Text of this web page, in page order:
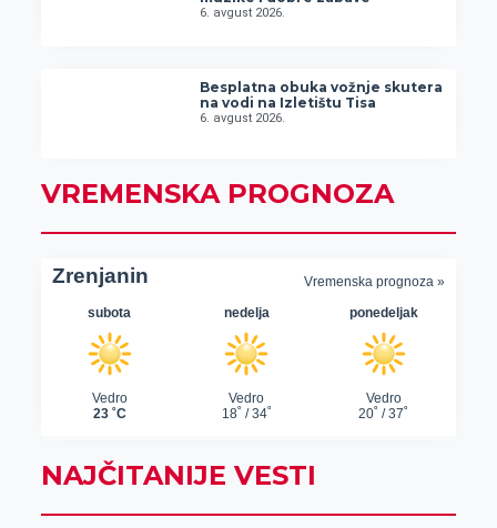
6. avgust 2026.
Besplatna obuka vožnje skutera
na vodi na Izletištu Tisa
6. avgust 2026.
VREMENSKA PROGNOZA
NAJČITANIJE VESTI